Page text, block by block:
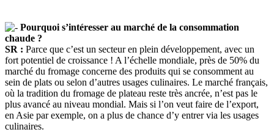
Pourquoi s’intéresser au marché de la consommation
chaude ?
SR : Parce que c’est un secteur en plein développement, avec un
fort potentiel de croissance ! A l’échelle mondiale, près de 50% du
marché du fromage concerne des produits qui se consomment au
sein de plats ou selon d’autres usages culinaires. Le marché français,
où la tradition du fromage de plateau reste très ancrée, n’est pas le
plus avancé au niveau mondial. Mais si l’on veut faire de l’export,
en Asie par exemple, on a plus de chance d’y entrer via les usages
culinaires.